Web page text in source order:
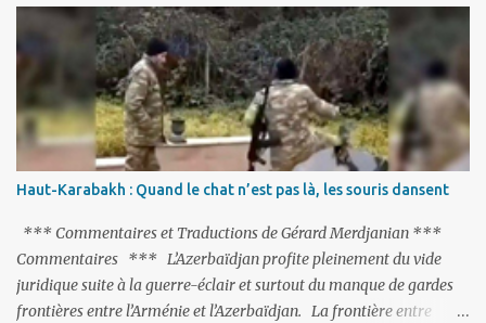
fermés, ses relations avec les Occidentaux se sont notablement
refroidies ; Moscou s’était abstenu de critiquer Ankara sur cette
purge massive. Avec en perspective, une épée de Damoclès
suspendue au-dessus de la tête - la fin des négociations d’adhésion
à l’UE si la peine de mort est rétablie ; Et des menaces non voilées
envers les Etats-Unis : «Si Gülen n'est pas extradé, les États-Unis
sacrifieront les relations bilatérales à cause de ce terroriste» , a
prévenu le ministre turc de la Justice, Bekir Bozdag.
Haut-Karabakh : Quand le chat n’est pas là, les souris dansent
*** Commentaires et Traductions de Gérard Merdjanian ***
Commentaires *** L’Azerbaïdjan profite pleinement du vide
juridique suite à la guerre-éclair et surtout du manque de gardes
frontières entre l’Arménie et l’Azerbaïdjan. La frontière entre